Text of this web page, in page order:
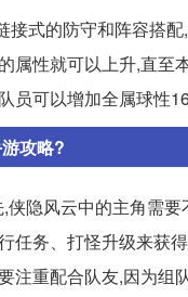
接式的防守和阵容搭
属性就可以上升,直至
员可以增加全属球性
攻略?
侠隐风云中的主角需
任务、打怪升级来获
注重配合队友,因为组